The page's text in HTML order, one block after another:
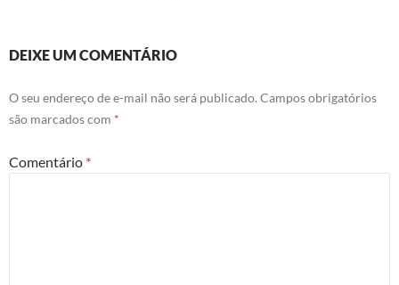
DEIXE UM COMENTÁRIO
O seu endereço de e-mail não será publicado. Campos obrigatórios
são marcados com *
Comentário *